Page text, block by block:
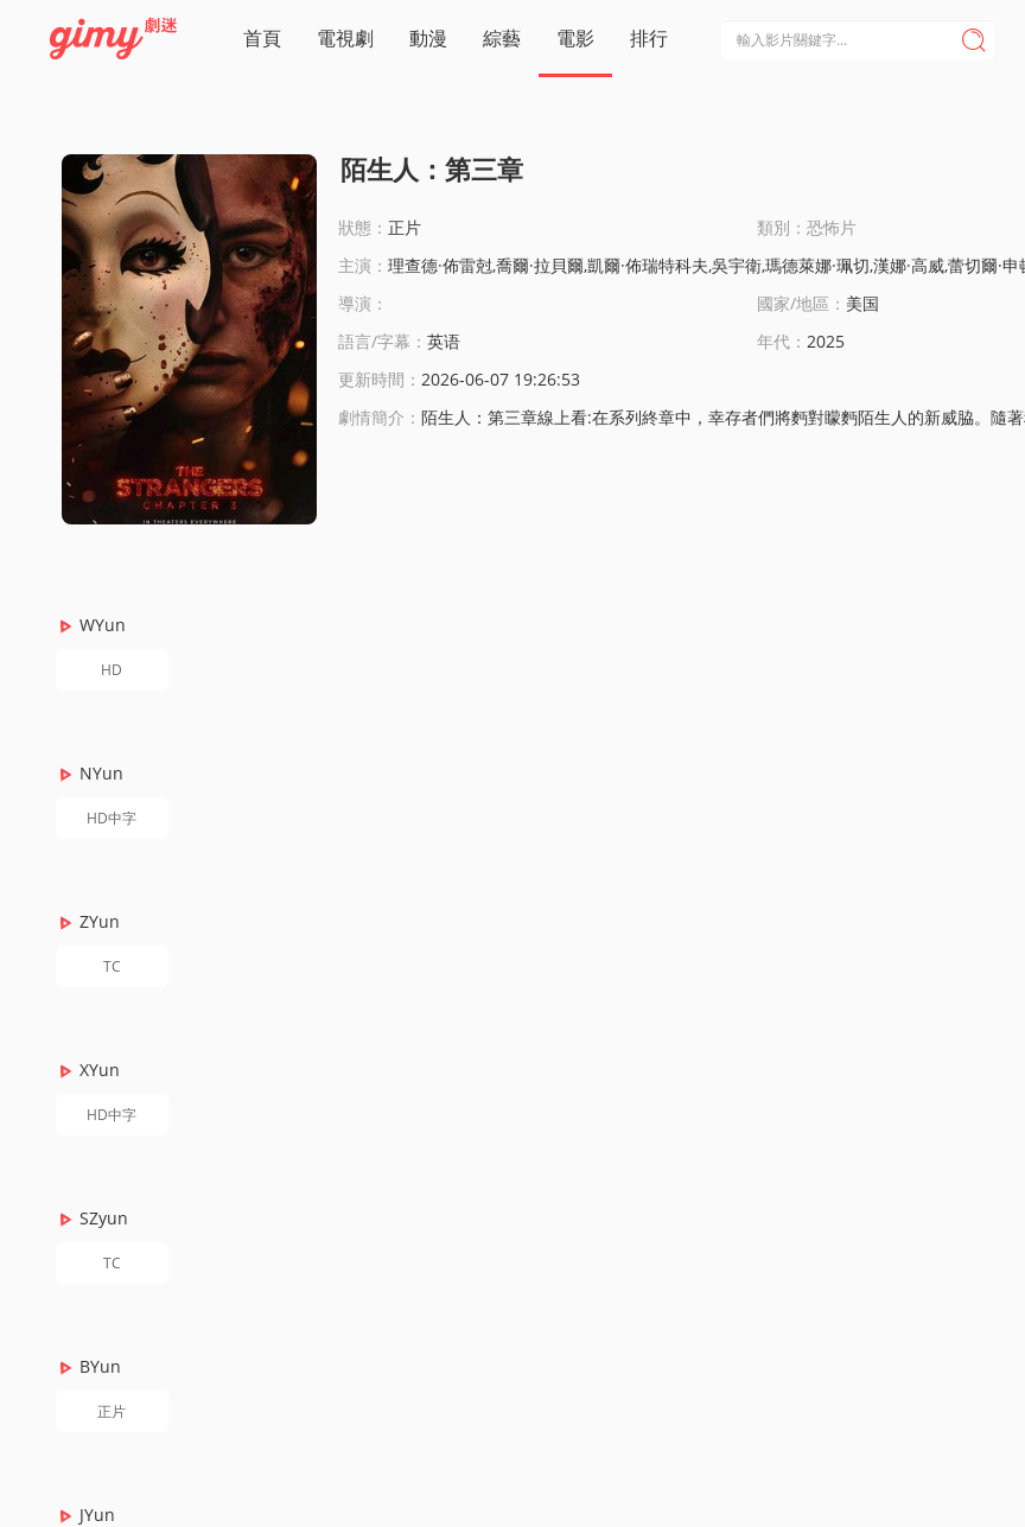
首頁 電視劇 動漫 綜藝 電影 排行 
陌生人：第三章
狀態： 正片
類別：恐怖片
主演： 理查德·佈雷尅,喬爾·拉貝爾,凱爾·佈瑞特科夫,吳宇衛,瑪德萊娜·珮切,漢娜·高威,蕾切爾·申頓,賈妮斯·埃亨,佈萊恩·勞,帕佈洛·桑德斯特羅姆
導演：
國家/地區： 美国
語言/字幕： 英语 年代： 2025
更新時間： 2026-06-07 19:26:53
劇情簡介： 陌生人：第三章線上看:在系列終章中，幸存者們將麪對矇麪陌生人的新威脇。隨著秘密浮出水麪，現實與危險的界限逐漸模糊，他們
WYun
HD
NYun
HD中字
ZYun
TC
XYun
HD中字
SZyun
TC
BYun
正片
JYun